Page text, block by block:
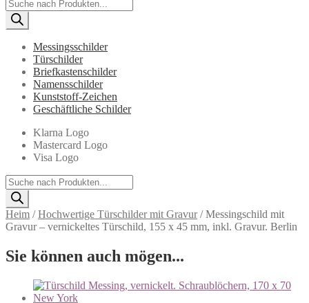
search
Messingsschilder
Türschilder
Briefkastenschilder
Namensschilder
Kunststoff-Zeichen
Geschäftliche Schilder
Klarna Logo
Mastercard Logo
Visa Logo
Products
search
Heim /Hochwertige Türschilder mit Gravur/Messingschild mit
Gravur – vernickeltes Türschild, 155 x 45 mm, inkl. Gravur. Berlin
Sie können auch mögen...